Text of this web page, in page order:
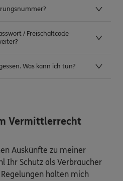
/ Freischaltcode
Was kann ich tun?
Vermittlerrecht
Auskünfte zu meiner
Ihr Schutz als Verbraucher
halten mich